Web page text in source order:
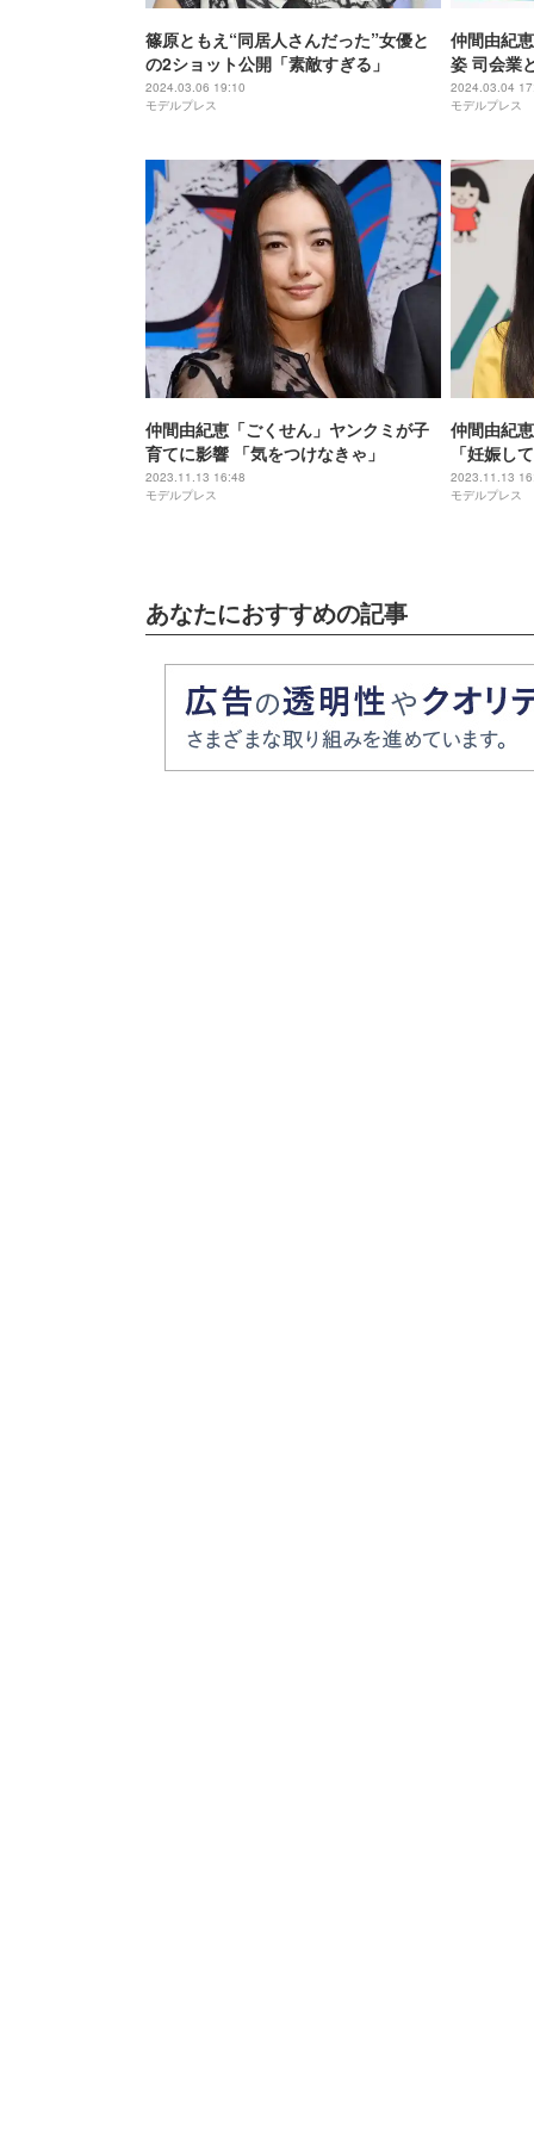
篠原ともえ“同居人さんだった”女優と
の2ショット公開「素敵すぎる」
2024.03.06 19:10
モデルプレス
仲間由紀
姿 司会業
2024.03.04
モデルプレス
仲間由紀恵「ごくせん」ヤンクミが子
育てに影響 「気をつけなきゃ」
2023.11.13 16:48
モデルプレス
仲間由紀
「妊娠し
ってくれ
2023.11.13
モデルプレス
あなたにおすすめの記事